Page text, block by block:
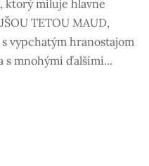
ktorý miluje hlavne
TETOU MAUD,
vypchatým hranostajom
s mnohými ďalšími...